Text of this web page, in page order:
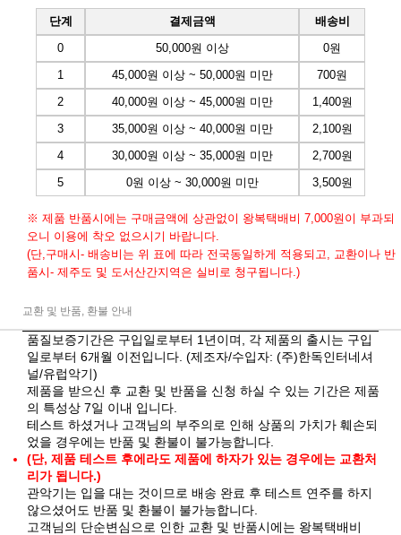
단계 결제금액
배송비
0
50,000원 이상
0원
1
45,000원 이상 ~ 50,000원 미만
700원
2
40,000원 이상 ~ 45,000원 미만
1,400원
3
35,000원 이상 ~ 40,000원 미만
2,100원
4
30,000원 이상 ~ 35,000원 미만
2,700원
5
0원 이상 ~ 30,000원 미만 3,500원
※ 제품 반품시에는 구매금액에 상관없이 왕복택배비 7,000원이 부과되
오니 이용에 착오 없으시기 바랍니다.
(단,구매시- 배송비는 위 표에 따라 전국동일하게 적용되고, 교환이나 반
품시- 제주도 및 도서산간지역은 실비로 청구됩니다.)
교환 및 반품, 환불 안내
품질보증기간은 구입일로부터 1년이며, 각 제품의 출시는 구입
일로부터 6개월 이전입니다. (제조자/수입자: (주)한독인터네셔
널/유럽악기)
제품을 받으신 후 교환 및 반품을 신청 하실 수 있는 기간은 제품
의 특성상 7일 이내 입니다.
테스트 하셨거나 고객님의 부주의로 인해 상품의 가치가 훼손되
었을 경우에는 반품 및 환불이 불가능합니다.
(단, 제품 테스트 후에라도 제품에 하자가 있는 경우에는 교환처
리가 됩니다.)
관악기는 입을 대는 것이므로 배송 완료 후 테스트 연주를 하지
않으셨어도 반품 및 환불이 불가능합니다.
고객님의 단순변심으로 인한 교환 및 반품시에는 왕복택배비